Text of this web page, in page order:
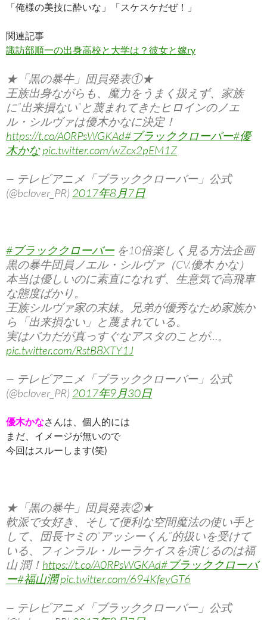
「俺様の美技に酔いな」「スケスケだぜ！」
関連記事
諏訪部順一の出身高校と大学は？彼女と嫁ry
★「黒の暴牛」団員発表①★
王族出身ながらも、魔力をうまく扱えず、家族
に”出来損ない”と蔑まれてきたヒロインのノエ
ル・シルヴァは優木かなに決定！
https://t.co/A0RPsWGKAd#ブラッククローバー#優
木かな pic.twitter.com/wZcx2pEM1Z
— テレビアニメ「ブラッククローバー」公式
(@bclover_PR) 2017年8月7日
#ブラッククローバーを10倍楽しく見る方法企画
黒の暴牛団員ノエル・シルヴァ（CV.優木 かな）
本当は優しいのに素直になれず、生意気で高飛車
な態度ばかり。
王族シルヴァ家の末妹。兄弟が優秀なため家族か
ら「出来損ない」と蔑まれている。
実はバカだが真っすぐなアスタのことが…。
pic.twitter.com/RstB8XTY1J
— テレビアニメ「ブラッククローバー」公式
(@bclover_PR) 2017年9月30日
優木かなさんは、個人的には
まだ、イメージが無いので
今回はスルーします(笑)
★「黒の暴牛」団員発表②★
軟派で女好き、そして便利な空間魔法の使い手と
して、団長ヤミの“アッシーくん”的扱いを受けて
いる、フィンラル・ルーラケイスを演じるのは福
山 潤！ https://t.co/A0RPsWGKAd#ブラッククローバ
ー#福山潤 pic.twitter.com/694KfeyGT6
— テレビアニメ「ブラッククローバー」公式